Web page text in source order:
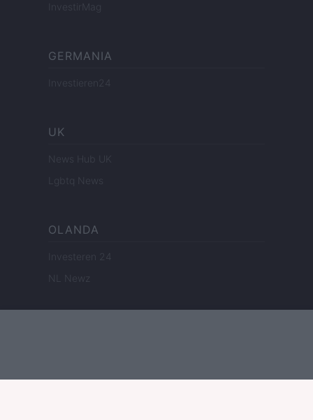
InvestirMag
GERMANIA
Investieren24
UK
News Hub UK
Lgbtq News
OLANDA
Investeren 24
NL Newz